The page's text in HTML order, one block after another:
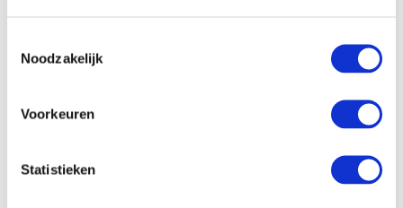
Noodzakelijk
Voorkeuren
Statistieken
sticker met de maximale snelheid
bevestigen. De spijkers mogen niet langer
En verder?
gevarendriehoek in de auto te hebben. Op
alle autosnelwegen geldt een vignetplicht.